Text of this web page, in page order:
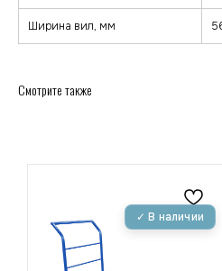
Ширина вил, мм
Смотрите также
Гарантия и сервис
Доставка и оплата
Тележки
Штабелеры
Ричтраки